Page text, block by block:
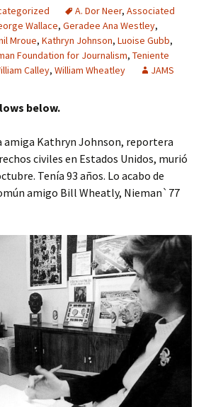
A. Dor Neer, Associated
Wallace, Geradee Ana Westley,
Mroue, Kathryn Johnson, Luoise Gubb,
Foundation for Journalism, Teniente
Calley, William Wheatley JAMS
below.
amiga Kathryn Johnson, reportera
civiles en Estados Unidos, murió
Tenía 93 años. Lo acabo de
amigo Bill Wheatly, Nieman`77